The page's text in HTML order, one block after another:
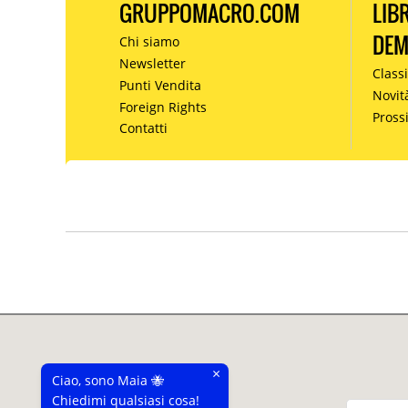
GRUPPOMACRO.COM
Chi siamo
Newsletter
Punti Vendita
Foreign Rights
Contatti
Ciao, sono Maia 🐝
Chiedimi qualsiasi cosa!
×